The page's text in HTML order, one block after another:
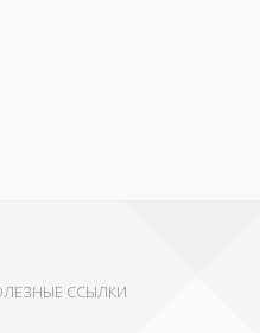
ССЫЛКИ